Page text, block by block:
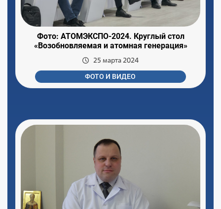
Фото: АТОМЭКСПО-2024. Круглый стол
«Возобновляемая и атомная генерация»
25 марта 2024
ФОТО И ВИДЕО